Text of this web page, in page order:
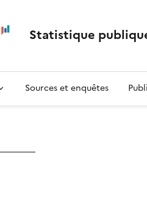
Statistique
Sources et enquêtes